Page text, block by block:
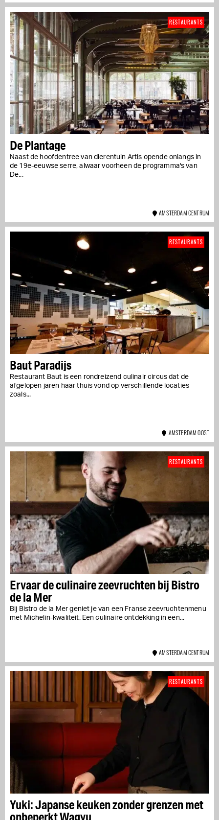
De Plantage
Naast de hoofdentree van dierentuin Artis opende onlangs in
de 19e-eeuwse serre, alwaar voorheen de programma's van
De...
RESTAURANTS
AMSTERDAM CENTRUM
Baut Paradijs
Restaurant Baut is een rondreizend culinair circus dat de
afgelopen jaren haar thuis vond op verschillende locaties
zoals...
RESTAURANTS
AMSTERDAM OOST
Ervaar de culinaire zeevruchten bij Bistro
de la Mer
Bij Bistro de la Mer geniet je van een Franse zeevruchtenmenu
met Michelin-kwaliteit. Een culinaire ontdekking in een...
RESTAURANTS
AMSTERDAM CENTRUM
Yuki: Japanse keuken zonder grenzen met
onbeperkt Wagyu
RESTAURANTS